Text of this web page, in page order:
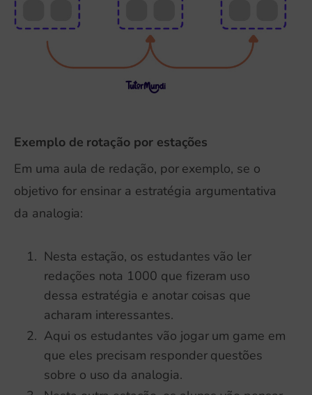
Exemplo de rotação por estações
Em uma aula de redação, por exemplo, se o
objetivo for ensinar a estratégia argumentativa
da analogia:
Nesta estação, os estudantes vão ler
redações nota 1000 que fizeram uso
dessa estratégia e anotar coisas que
acharam interessantes.
Aqui os estudantes vão jogar um game em
que eles precisam responder questões
sobre o uso da analogia.